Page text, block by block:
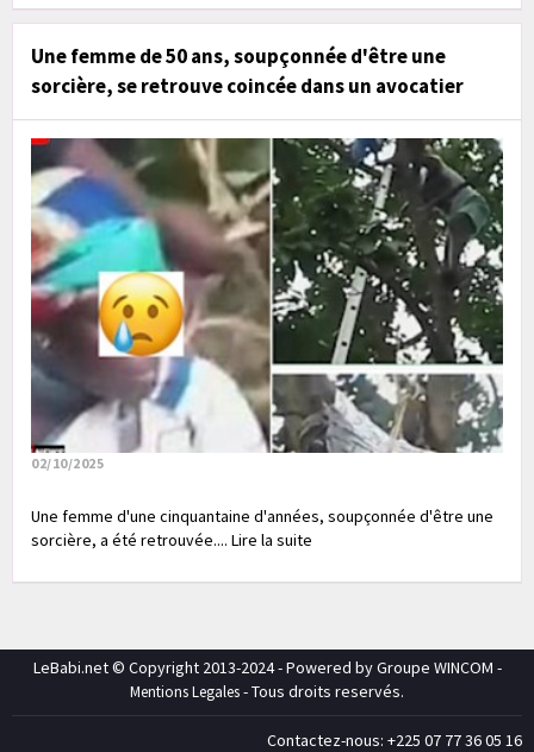
Une femme de 50 ans, soupçonnée d'être une
sorcière, se retrouve coincée dans un avocatier
02/10/2025
Une femme d'une cinquantaine d'années, soupçonnée d'être une
sorcière, a été retrouvée.... Lire la suite
LeBabi.net © Copyright 2013-2024 - Powered by Groupe WINCOM -
Mentions Legales- Tous droits reservés.
Contactez-nous: +225 07 77 36 05 16